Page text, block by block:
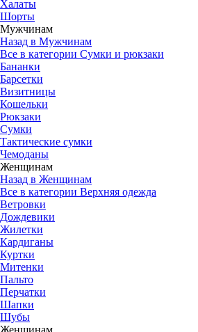
Халаты
Шорты
Мужчинам
Назад в Мужчинам
Все в категории Сумки и рюкзаки
Бананки
Барсетки
Визитницы
Кошельки
Рюкзаки
Сумки
Тактические сумки
Чемоданы
Женщинам
Назад в Женщинам
Все в категории Верхняя одежда
Ветровки
Дождевики
Жилетки
Кардиганы
Куртки
Митенки
Пальто
Перчатки
Шапки
Шубы
Женщинам